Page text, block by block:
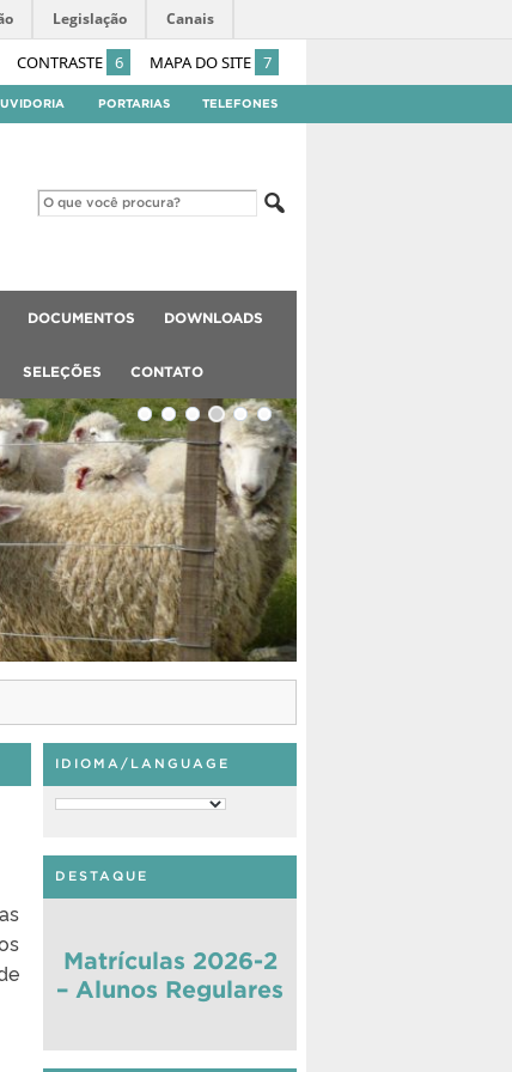
CONTRASTE 6 MAPA DO SITE 7
Legislação Canais
PORTARIAS TELEFONES
DOCUMENTOS DOWNLOADS
SELEÇÕES CONTATO
IDIOMA/LANGUAGE
DESTAQUE
Matrículas 2026-2
– Alunos Regulares